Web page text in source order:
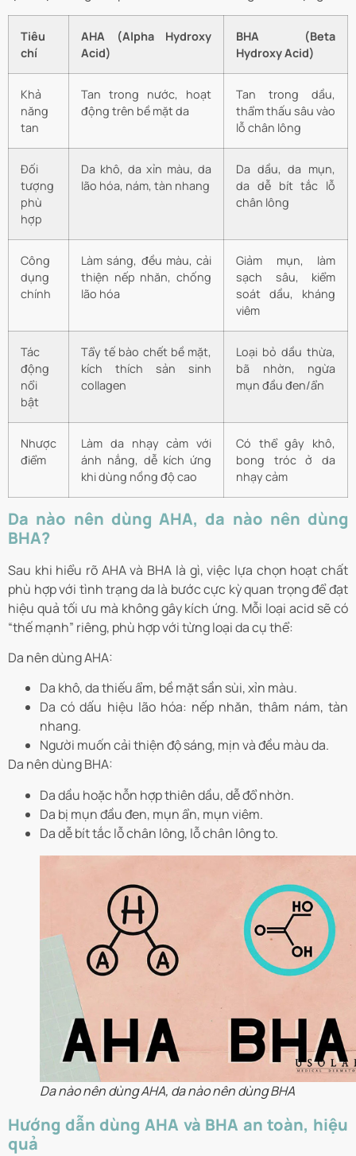
Tiêu
chí
AHA (Alpha Hydroxy
Acid)
BHA (Beta
Hydroxy Acid)
Khả
năng
tan
Tan trong nước, hoạt
động trên bề mặt da
Tan trong dầu,
thẩm thấu sâu vào
lỗ chân lông
Đối
tượng
phù
hợp
Da khô, da xỉn màu, da
lão hóa, nám, tàn nhang
Da dầu, da mụn,
da dễ bít tắc lỗ
chân lông
Công
dụng
chính
Làm sáng, đều màu, cải
thiện nếp nhăn, chống
lão hóa
Giảm mụn, làm
sạch sâu, kiểm
soát dầu, kháng
viêm
Tác
động
nổi
bật
Tẩy tế bào chết bề mặt,
kích thích sản sinh
collagen
Loại bỏ dầu thừa,
bã nhờn, ngừa
mụn đầu đen/ẩn
Nhược
điểm
Làm da nhạy cảm với
ánh nắng, dễ kích ứng
khi dùng nồng độ cao
Có thể gây khô,
bong tróc ở da
nhạy cảm
Da nào nên dùng AHA, da nào nên dùng
BHA?
Sau khi hiểu rõ AHA và BHA là gì, việc lựa chọn hoạt chất
phù hợp với tình trạng da là bước cực kỳ quan trọng để đạt
hiệu quả tối ưu mà không gây kích ứng. Mỗi loại acid sẽ có
“thế mạnh” riêng, phù hợp với từng loại da cụ thể:
Da nên dùng AHA:
Da khô, da thiếu ẩm, bề mặt sần sùi, xỉn màu.
Da có dấu hiệu lão hóa: nếp nhăn, thâm nám, tàn
nhang.
Người muốn cải thiện độ sáng, mịn và đều màu da.
Da nên dùng BHA:
Da dầu hoặc hỗn hợp thiên dầu, dễ đổ nhờn.
Da bị mụn đầu đen, mụn ẩn, mụn viêm.
Da dễ bít tắc lỗ chân lông, lỗ chân lông to.
Da nào nên dùng AHA, da nào nên dùng BHA
Hướng dẫn dùng AHA và BHA an toàn, hiệu
quả